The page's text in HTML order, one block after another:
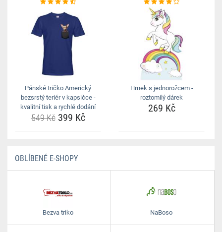
Pánské tričko Americký
bezsrstý teriér v kapsičce -
kvalitní tisk a rychlé dodání
549 Kč399 Kč
Hrnek s jednorožcem -
roztomilý dárek
269 Kč
OBLÍBENÉ E-SHOPY
Bezva triko NaBoso